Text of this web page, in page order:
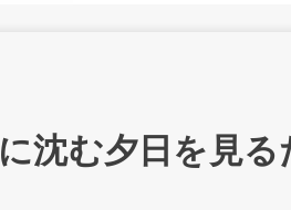
沈む夕日を見る